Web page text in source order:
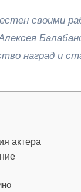
своими
наград и
актера